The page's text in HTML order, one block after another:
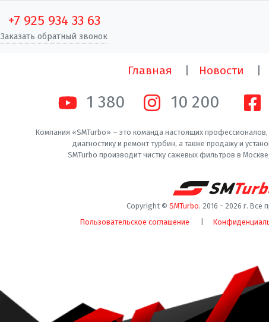
+7 925 934 33 63
Заказать обратный звонок
Главная Новости
1 380 10 200
Компания «SMTurbo» – это команда настоящих
диагностику и ремонт турбин, а также продажу и
SMTurbo производит чистку сажевых фильтров в
Copyright © SMTurbo. 2016 - 2026 г. Все
Пользовательское соглашение